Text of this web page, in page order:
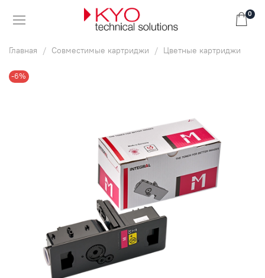
0
Главная Совместимые картриджи Цветные картриджи
-6%